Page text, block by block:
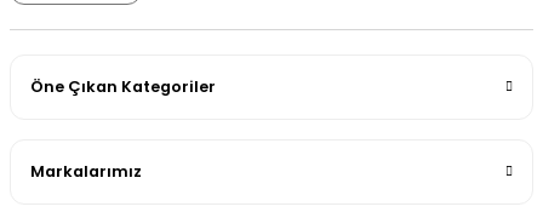
Öne Çıkan Kategoriler
Markalarımız